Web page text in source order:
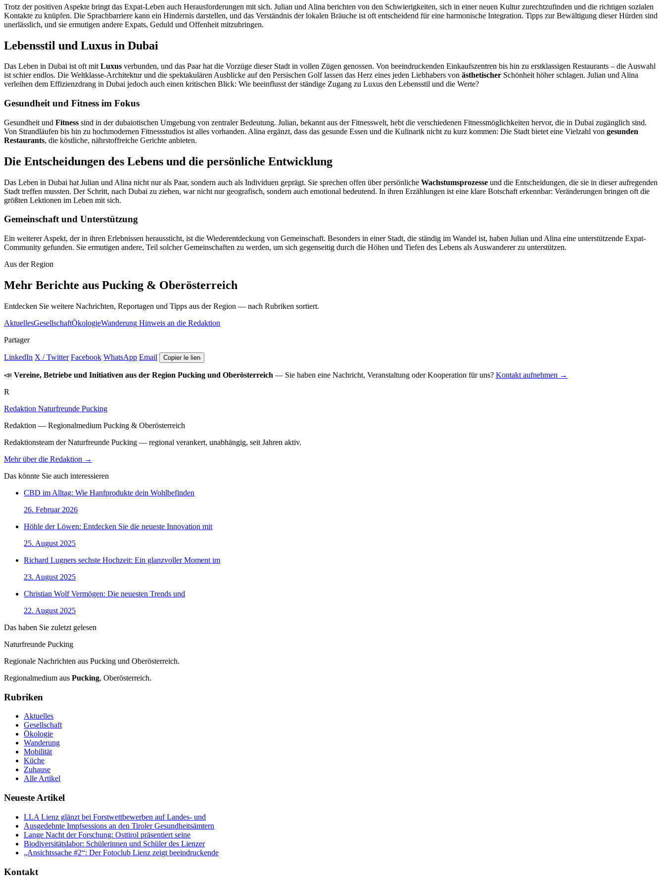
Trotz der positiven Aspekte bringt das Expat-Leben auch Herausforderungen mit sich. Julian und Alina berichten von den Schwierigkeiten, sich in einer neuen Kultur zurechtzufinden und die richtigen sozialen
Kontakte zu knüpfen. Die Sprachbarriere kann ein Hindernis darstellen, und das Verständnis der lokalen Bräuche ist oft entscheidend für eine harmonische Integration. Tipps zur Bewältigung dieser Hürden sind
unerlässlich, und sie ermutigen andere Expats, Geduld und Offenheit mitzubringen.
Lebensstil und Luxus in Dubai
Das Leben in Dubai ist oft mitLuxus verbunden, und das Paar hat die Vorzüge dieser Stadt in vollen Zügen genossen. Von beeindruckenden Einkaufszentren bis hin zu erstklassigen Restaurants – die Auswahl
ist schier endlos. Die Weltklasse-Architektur und die spektakulären Ausblicke auf den Persischen Golf lassen das Herz eines jeden Liebhabers von ästhetischer Schönheit höher schlagen. Julian und Alina
verleihen dem Effizienzdrang in Dubai jedoch auch einen kritischen Blick: Wie beeinflusst der ständige Zugang zu Luxus den Lebensstil und die Werte?
Gesundheit und Fitness im Fokus
Gesundheit und Fitness sind in der dubaiotischen Umgebung von zentraler Bedeutung. Julian, bekannt aus der Fitnesswelt, hebt die verschiedenen Fitnessmöglichkeiten hervor, die in Dubai zugänglich sind.
Von Strandläufen bis hin zu hochmodernen Fitnessstudios ist alles vorhanden. Alina ergänzt, dass das gesunde Essen und die Kulinarik nicht zu kurz kommen: Die Stadt bietet eine Vielzahl von gesunden
Restaurants, die köstliche, nährstoffreiche Gerichte anbieten.
Die Entscheidungen des Lebens und die persönliche Entwicklung
Das Leben in Dubai hat Julian und Alina nicht nur als Paar, sondern auch als Individuen geprägt. Sie sprechen offen über persönliche Wachstumsprozesse und die Entscheidungen, die sie in dieser aufregenden
Stadt treffen mussten. Der Schritt, nach Dubai zu ziehen, war nicht nur geografisch, sondern auch emotional bedeutend. In ihren Erzählungen ist eine klare Botschaft erkennbar: Veränderungen bringen oft die
größten Lektionen im Leben mit sich.
Gemeinschaft und Unterstützung
Ein weiterer Aspekt, der in ihren Erlebnissen heraussticht, ist die Wiederentdeckung von Gemeinschaft. Besonders in einer Stadt, die ständig im Wandel ist, haben Julian und Alina eine unterstützende Expat-
Community gefunden. Sie ermutigen andere, Teil solcher Gemeinschaften zu werden, um sich gegenseitig durch die Höhen und Tiefen des Lebens als Auswanderer zu unterstützen.
Aus der Region
Mehr Berichte aus Pucking & Oberösterreich
Entdecken Sie weitere Nachrichten, Reportagen und Tipps aus der Region — nach Rubriken sortiert.
AktuellesGesellschaftÖkologieWanderung Hinweis an die Redaktion
Partager
LinkedIn X / Twitter Facebook WhatsApp Email Copier le lien
📣 Vereine, Betriebe und Initiativen aus der Region Pucking und Oberösterreich — Sie haben eine Nachricht, Veranstaltung oder Kooperation für uns? Kontakt aufnehmen →
R
Redaktion Naturfreunde Pucking
Redaktion — Regionalmedium Pucking & Oberösterreich
Redaktionsteam der Naturfreunde Pucking — regional verankert, unabhängig, seit Jahren aktiv.
Mehr über die Redaktion →
Das könnte Sie auch interessieren
CBD im Alltag: Wie Hanfprodukte dein Wohlbefinden
26. Februar 2026
Höhle der Löwen: Entdecken Sie die neueste Innovation mit
25. August 2025
Richard Lugners sechste Hochzeit: Ein glanzvoller Moment im
23. August 2025
Christian Wolf Vermögen: Die neuesten Trends und
22. August 2025
Das haben Sie zuletzt gelesen
Naturfreunde Pucking
Regionale Nachrichten aus Pucking und Oberösterreich.
Regionalmedium aus Pucking, Oberösterreich.
Rubriken
Aktuelles
Gesellschaft
Ökologie
Wanderung
Mobilität
Küche
Zuhause
Alle Artikel
Neueste Artikel
LLA Lienz glänzt bei Forstwettbewerben auf Landes- und
Ausgedehnte Impfsessions an den Tiroler Gesundheitsämtern
Lange Nacht der Forschung: Osttirol präsentiert seine
Biodiversitätslabor: Schülerinnen und Schüler des Lienzer
„Ansichtssache #2“: Der Fotoclub Lienz zeigt beeindruckende
Kontakt